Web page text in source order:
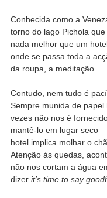
Conhecida como a
torno do lago Pichola
nada melhor que um
onde se passa toda a
da roupa, a meditação.
Contudo, nem tudo é
Sempre munida de
vezes não nos é
mantê-lo em lugar seco
hotel implica molhar o
Atenção às quedas,
não nos cortam a água
dizer it’s time to say